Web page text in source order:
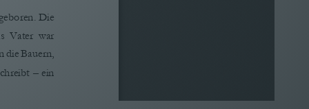
Die
Vater  war
die Bauern,
– ein